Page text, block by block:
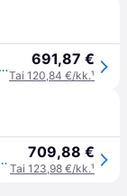
Grundfos JP 5-48 PT-H tehostin - JP 5-48 PT-H 1x230V 50Hz 1.5m SCHUKO HU 691,87 €
Tai 120,84 €/kk.¹
jp 5-48 pt-h 230v 50hz 709,88 €
Tai 123,98 €/kk.¹